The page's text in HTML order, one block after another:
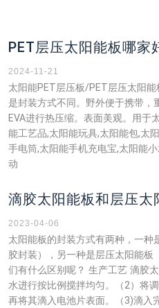
PET层压太阳能板哪家
2024-11-21
太阳能PET层压板/PET层压太阳
是封装方式不同。野外便于携带，
EVA进行热压缩。表面美观。用于
能工艺品,太阳能玩具,太阳能包,太
手电筒,太阳能手机充电宝,太阳能
动
滴胶太阳能板和层压太
2023-04-06
太阳能板的封装方式有两种，一种
胶封装），另一种是层压太阳能
们有什么区别呢？ 生产工艺 滴胶
水进行按比例搅拌均匀。（2）将
再将其滴入电池片表面。（3)滴入